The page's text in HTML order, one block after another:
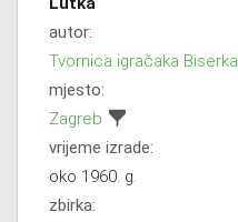
autor:
Tvornica igračaka Biserka
mjesto:
Zagreb
vrijeme izrade:
oko 1960. g.
zbirka: